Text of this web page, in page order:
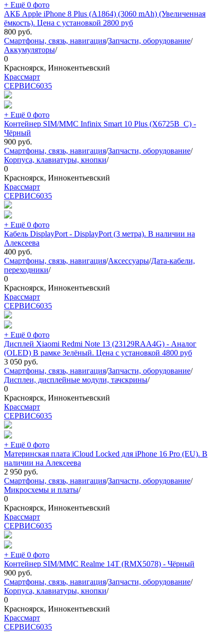
+ Ещё 0 фото
АКБ Apple iPhone 8 Plus (A1864) (3060 mAh) (Увеличенная
ёмкость). Цена с установкой 2800 руб
800 руб.
Смартфоны, связь, навигация/Запчасти, оборудование/
Аккумуляторы/
0
Красноярск, Иннокентьевский
Крассмарт
СЕРВИС6035
+ Ещё 0 фото
Контейнер SIM/MMC Infinix Smart 10 Plus (X6725B_C) -
Чёрный
900 руб.
Смартфоны, связь, навигация/Запчасти, оборудование/
Корпуса, клавиатуры, кнопки/
0
Красноярск, Иннокентьевский
Крассмарт
СЕРВИС6035
+ Ещё 0 фото
Кабель DisplayPort - DisplayPort (3 метра). В наличии на
Алексеева
400 руб.
Смартфоны, связь, навигация/Аксессуары/Дата-кабели,
переходники/
0
Красноярск, Иннокентьевский
Крассмарт
СЕРВИС6035
+ Ещё 0 фото
Дисплей Xiaomi Redmi Note 13 (23129RAA4G) - Аналог
(OLED) В рамке Зелёный. Цена с установкой 4800 руб
3 050 руб.
Смартфоны, связь, навигация/Запчасти, оборудование/
Дисплеи, дисплейные модули, тачскрины/
0
Красноярск, Иннокентьевский
Крассмарт
СЕРВИС6035
+ Ещё 0 фото
Материнская плата iCloud Locked для iPhone 16 Pro (EU). В
наличии на Алексеева
2 950 руб.
Смартфоны, связь, навигация/Запчасти, оборудование/
Микросхемы и платы/
0
Красноярск, Иннокентьевский
Крассмарт
СЕРВИС6035
+ Ещё 0 фото
Контейнер SIM/MMC Realme 14T (RMX5078) - Чёрный
900 руб.
Смартфоны, связь, навигация/Запчасти, оборудование/
Корпуса, клавиатуры, кнопки/
0
Красноярск, Иннокентьевский
Крассмарт
СЕРВИС6035